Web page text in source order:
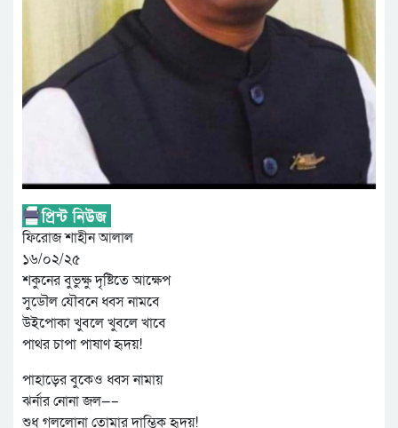
ফিরোজ শাহীন আলাল
১৬/০২/২৫
শকুনের বুভুক্ষু দৃষ্টিতে আক্ষেপ
সুডৌল যৌবনে ধ্বস নামবে
উইপোকা খুবলে খুবলে খাবে
পাথর চাপা পাষাণ হৃদয়!
পাহাড়ের বুকেও ধ্বস নামায়
ঝর্নার নোনা জল—–
শুধু গললোনা তোমার দাম্ভিক হৃদয়!